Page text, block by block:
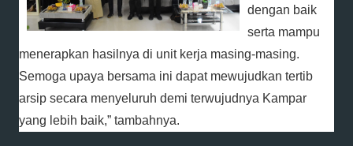
dengan baik
serta mampu
menerapkan hasilnya di unit kerja masing-masing.
Semoga upaya bersama ini dapat mewujudkan tertib
arsip secara menyeluruh demi terwujudnya Kampar
yang lebih baik,” tambahnya.